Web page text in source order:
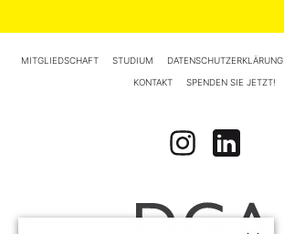
MITGLIEDSCHAFT STUDIUM DATENSCHUTZERKLÄRUNG
KONTAKT SPENDEN SIE JETZT!